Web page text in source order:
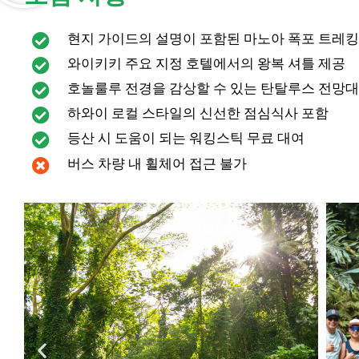
현지 가이드의 설명이 포함된 마노아 폭포 트레킹
와이키키 주요 지정 호텔에서의 왕복 셔틀 제공
호놀룰루 전경을 감상할 수 있는 탄탈루스 전망
하와이 로컬 스타일의 신선한 점심식사 포함
등산 시 도움이 되는 워킹스틱 무료 대여
버스 차량 내 휠체어 접근 불가